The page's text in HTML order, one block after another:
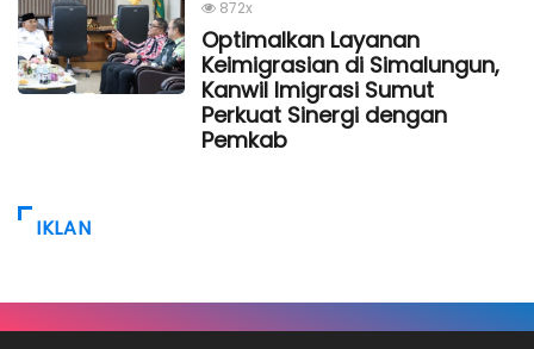
872x
Optimalkan Layanan
Keimigrasian di Simalungun,
Kanwil Imigrasi Sumut
Perkuat Sinergi dengan
Pemkab
IKLAN